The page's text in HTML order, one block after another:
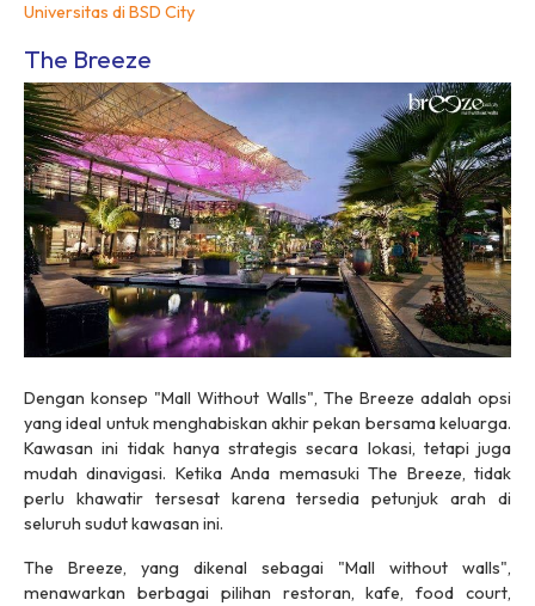
Universitas di BSD City
The Breeze
Dengan konsep "Mall Without Walls", The Breeze adalah opsi
yang ideal untuk menghabiskan akhir pekan bersama keluarga.
Kawasan ini tidak hanya strategis secara lokasi, tetapi juga
mudah dinavigasi. Ketika Anda memasuki The Breeze, tidak
perlu khawatir tersesat karena tersedia petunjuk arah di
seluruh sudut kawasan ini.
The Breeze, yang dikenal sebagai "Mall without walls",
menawarkan berbagai pilihan restoran, kafe, food court,